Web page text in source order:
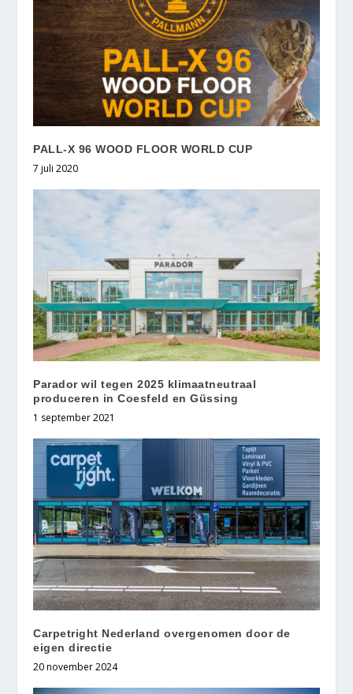
PALL-X 96 WOOD FLOOR WORLD CUP
7 juli 2020
Parador wil tegen 2025 klimaatneutraal
produceren in Coesfeld en Güssing
1 september 2021
Carpetright Nederland overgenomen door de
eigen directie
20 november 2024